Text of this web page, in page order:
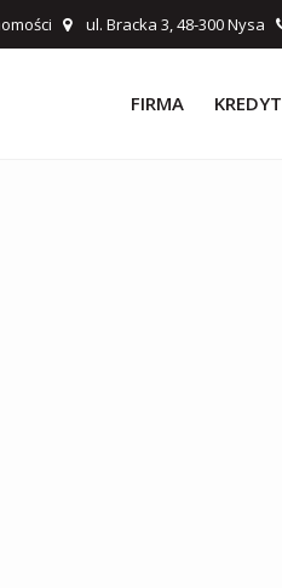
ul. Bracka 3, 48-300 Nysa
FIRMA KREDYT